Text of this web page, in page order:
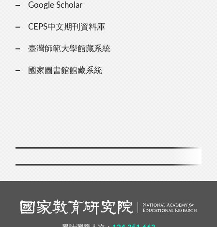
Google Scholar
CEPS中文期刊資料庫
臺灣師範大學館藏系統
國家圖書館館藏系統